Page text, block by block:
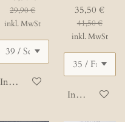
29,90 €
inkl. MwSt
In den Warenkorb
35,50 €
41,50 €
inkl. MwSt
In den